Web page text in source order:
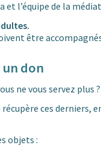
et l’équipe de la
être
un don
ne vous servez plus ?
ces derniers,
objets :